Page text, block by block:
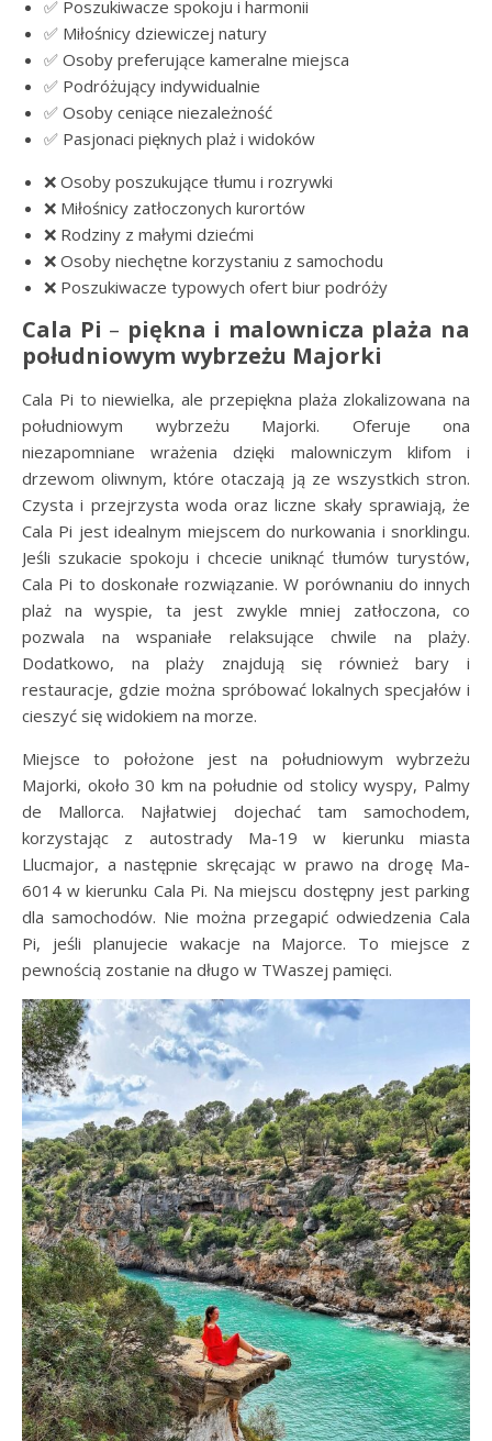
✅ Poszukiwacze spokoju i harmonii
✅ Miłośnicy dziewiczej natury
✅ Osoby preferujące kameralne miejsca
✅ Podróżujący indywidualnie
✅ Osoby ceniące niezależność
✅ Pasjonaci pięknych plaż i widoków
❌ Osoby poszukujące tłumu i rozrywki
❌ Miłośnicy zatłoczonych kurortów
❌ Rodziny z małymi dziećmi
❌ Osoby niechętne korzystaniu z samochodu
❌ Poszukiwacze typowych ofert biur podróży
Cala Pi – piękna i malownicza plaża na
południowym wybrzeżu Majorki
Cala Pi to niewielka, ale przepiękna plaża zlokalizowana na
południowym wybrzeżu Majorki. Oferuje ona
niezapomniane wrażenia dzięki malowniczym klifom i
drzewom oliwnym, które otaczają ją ze wszystkich stron.
Czysta i przejrzysta woda oraz liczne skały sprawiają, że
Cala Pi jest idealnym miejscem do nurkowania i snorklingu.
Jeśli szukacie spokoju i chcecie uniknąć tłumów turystów,
Cala Pi to doskonałe rozwiązanie. W porównaniu do innych
plaż na wyspie, ta jest zwykle mniej zatłoczona, co
pozwala na wspaniałe relaksujące chwile na plaży.
Dodatkowo, na plaży znajdują się również bary i
restauracje, gdzie można spróbować lokalnych specjałów i
cieszyć się widokiem na morze.
Miejsce to położone jest na południowym wybrzeżu
Majorki, około 30 km na południe od stolicy wyspy, Palmy
de Mallorca. Najłatwiej dojechać tam samochodem,
korzystając z autostrady Ma-19 w kierunku miasta
Llucmajor, a następnie skręcając w prawo na drogę Ma-
6014 w kierunku Cala Pi. Na miejscu dostępny jest parking
dla samochodów. Nie można przegapić odwiedzenia Cala
Pi, jeśli planujecie wakacje na Majorce. To miejsce z
pewnością zostanie na długo w TWaszej pamięci.